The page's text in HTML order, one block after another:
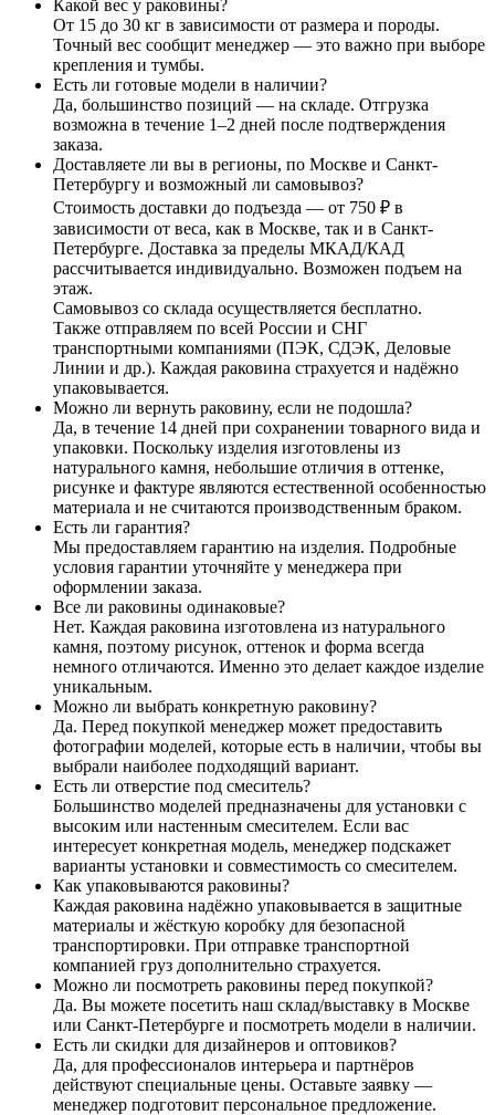
Какой вес у раковины?
От 15 до 30 кг в зависимости от размера и породы.
Точный вес сообщит менеджер — это важно при выборе
крепления и тумбы.
Есть ли готовые модели в наличии?
Да, большинство позиций — на складе. Отгрузка
возможна в течение 1–2 дней после подтверждения
заказа.
Доставляете ли вы в регионы, по Москве и Санкт-
Петербургу и возможный ли самовывоз?
Стоимость доставки до подъезда — от 750 ₽ в
зависимости от веса, как в Москве, так и в Санкт-
Петербурге. Доставка за пределы МКАД/КАД
рассчитывается индивидуально. Возможен подъем на
этаж.
Самовывоз со склада осуществляется бесплатно.
Также отправляем по всей России и СНГ
транспортными компаниями (ПЭК, СДЭК, Деловые
Линии и др.). Каждая раковина страхуется и надёжно
упаковывается.
Можно ли вернуть раковину, если не подошла?
Да, в течение 14 дней при сохранении товарного вида и
упаковки. Поскольку изделия изготовлены из
натурального камня, небольшие отличия в оттенке,
рисунке и фактуре являются естественной особенностью
материала и не считаются производственным браком.
Есть ли гарантия?
Мы предоставляем гарантию на изделия. Подробные
условия гарантии уточняйте у менеджера при
оформлении заказа.
Все ли раковины одинаковые?
Нет. Каждая раковина изготовлена из натурального
камня, поэтому рисунок, оттенок и форма всегда
немного отличаются. Именно это делает каждое изделие
уникальным.
Можно ли выбрать конкретную раковину?
Да. Перед покупкой менеджер может предоставить
фотографии моделей, которые есть в наличии, чтобы вы
выбрали наиболее подходящий вариант.
Есть ли отверстие под смеситель?
Большинство моделей предназначены для установки с
высоким или настенным смесителем. Если вас
интересует конкретная модель, менеджер подскажет
варианты установки и совместимость со смесителем.
Как упаковываются раковины?
Каждая раковина надёжно упаковывается в защитные
материалы и жёсткую коробку для безопасной
транспортировки. При отправке транспортной
компанией груз дополнительно страхуется.
Можно ли посмотреть раковины перед покупкой?
Да. Вы можете посетить наш склад/выставку в Москве
или Санкт-Петербурге и посмотреть модели в наличии.
Есть ли скидки для дизайнеров и оптовиков?
Да, для профессионалов интерьера и партнёров
действуют специальные цены. Оставьте заявку —
менеджер подготовит персональное предложение.